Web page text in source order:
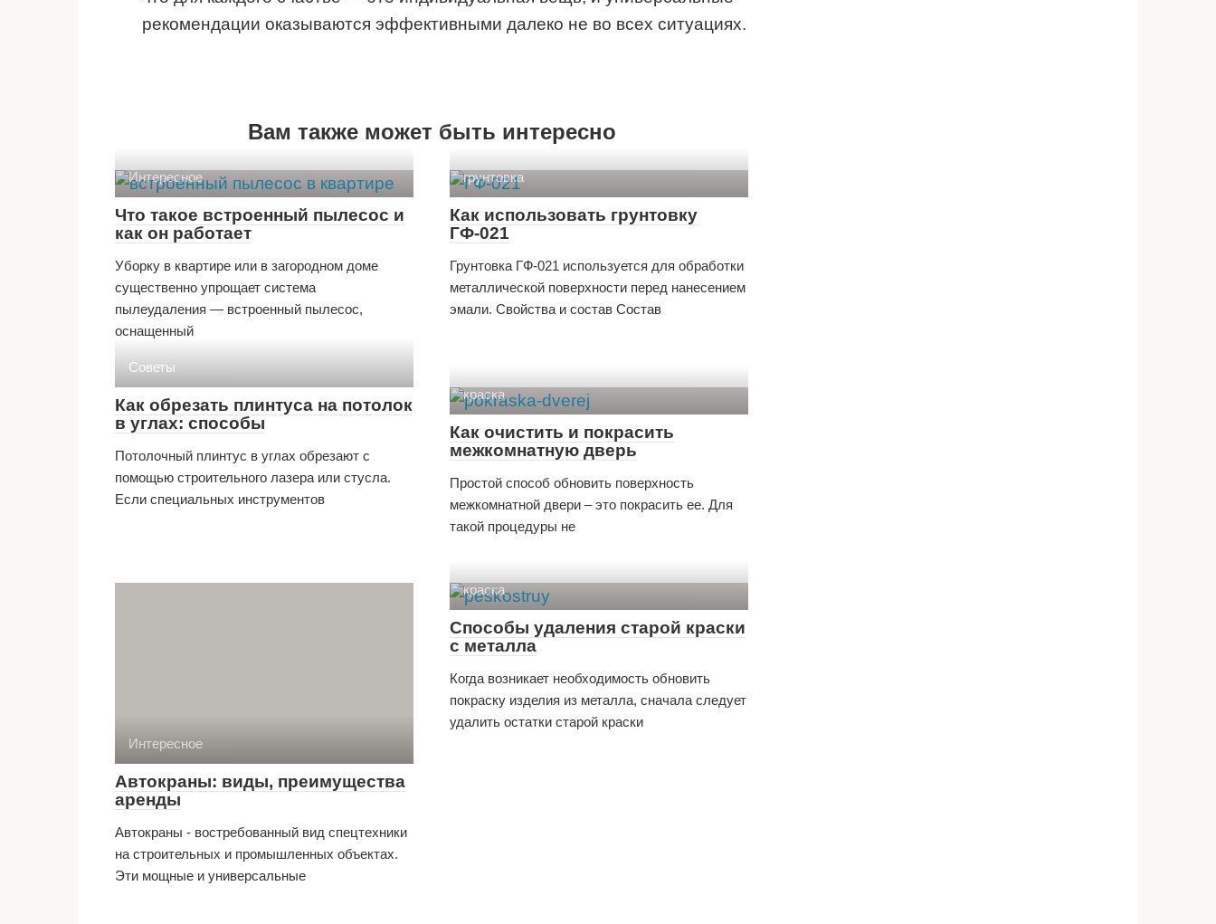
рекомендации оказываются эффективными далеко не во всех ситуациях.
Вам также может быть интересно
Интересное
Что такое встроенный пылесос и
как он работает
Уборку в квартире или в загородном доме
существенно упрощает система
пылеудаления — встроенный пылесос,
оснащенный
грунтовка
Как использовать грунтовку
ГФ-021
Грунтовка ГФ-021 используется для обработки
металлической поверхности перед нанесением
эмали. Свойства и состав Состав
Советы
Как обрезать плинтуса на потолок
в углах: способы
Потолочный плинтус в углах обрезают с
помощью строительного лазера или стусла.
Если специальных инструментов
краска
Как очистить и покрасить
межкомнатную дверь
Простой способ обновить поверхность
межкомнатной двери – это покрасить ее. Для
такой процедуры не
Интересное
Автокраны: виды, преимущества
аренды
Автокраны - востребованный вид спецтехники
на строительных и промышленных объектах.
Эти мощные и универсальные
краска
Способы удаления старой краски
с металла
Когда возникает необходимость обновить
покраску изделия из металла, сначала следует
удалить остатки старой краски